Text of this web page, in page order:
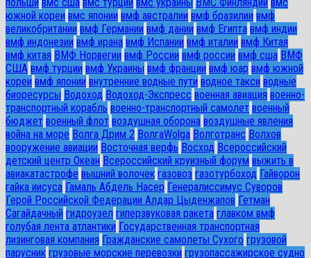
польши вмс сша вмс турции вмс украины ВМС Финляндии вмс
южной кореи вмс японии вмф австралии вмф бразилии вмф
великобритании вмф Германии вмф дании вмф Египта вмф индии
вмф индонезии вмф ирана вмф Испании вмф италии вмф Китая
вмф китая ВМФ Норвегии вмф России вмф россии вмф сша ВМФ
США вмф турции вмф Украины вмф франции вмф юар вмф южной
кореи вмф японии внутренние водные пути водное такси водные
биоресурсы Водоход Водоход-Экспресс военная авиация военно-
транспортный корабль военно-транспортный самолет военный
бюджет военный флот воздушная оборона воздушные явления
война на море Волга Дрим 2 ВолгаWolga Волготранс Волхов
вооружение авиации Восточная верфь Восход Всероссийский
детский центр Океан Всероссийский круизный форум выжить в
авиакатастрофе вышний волочек газовоз газотурбоход Гайворон
гайка иисуса Гамаль Абдель Насер Генералиссимус Суворов
Герой Российской Федерации Алдар Цыденжапов Гетман
Сагайдачный гидроузел гиперзвуковая ракета главком вмф
голубая лента атлантики Государственная транспортная
лизинговая компания Гражданские самолеты Сухого грузовой
парусник грузовые морские перевозки грузопассажирское судно